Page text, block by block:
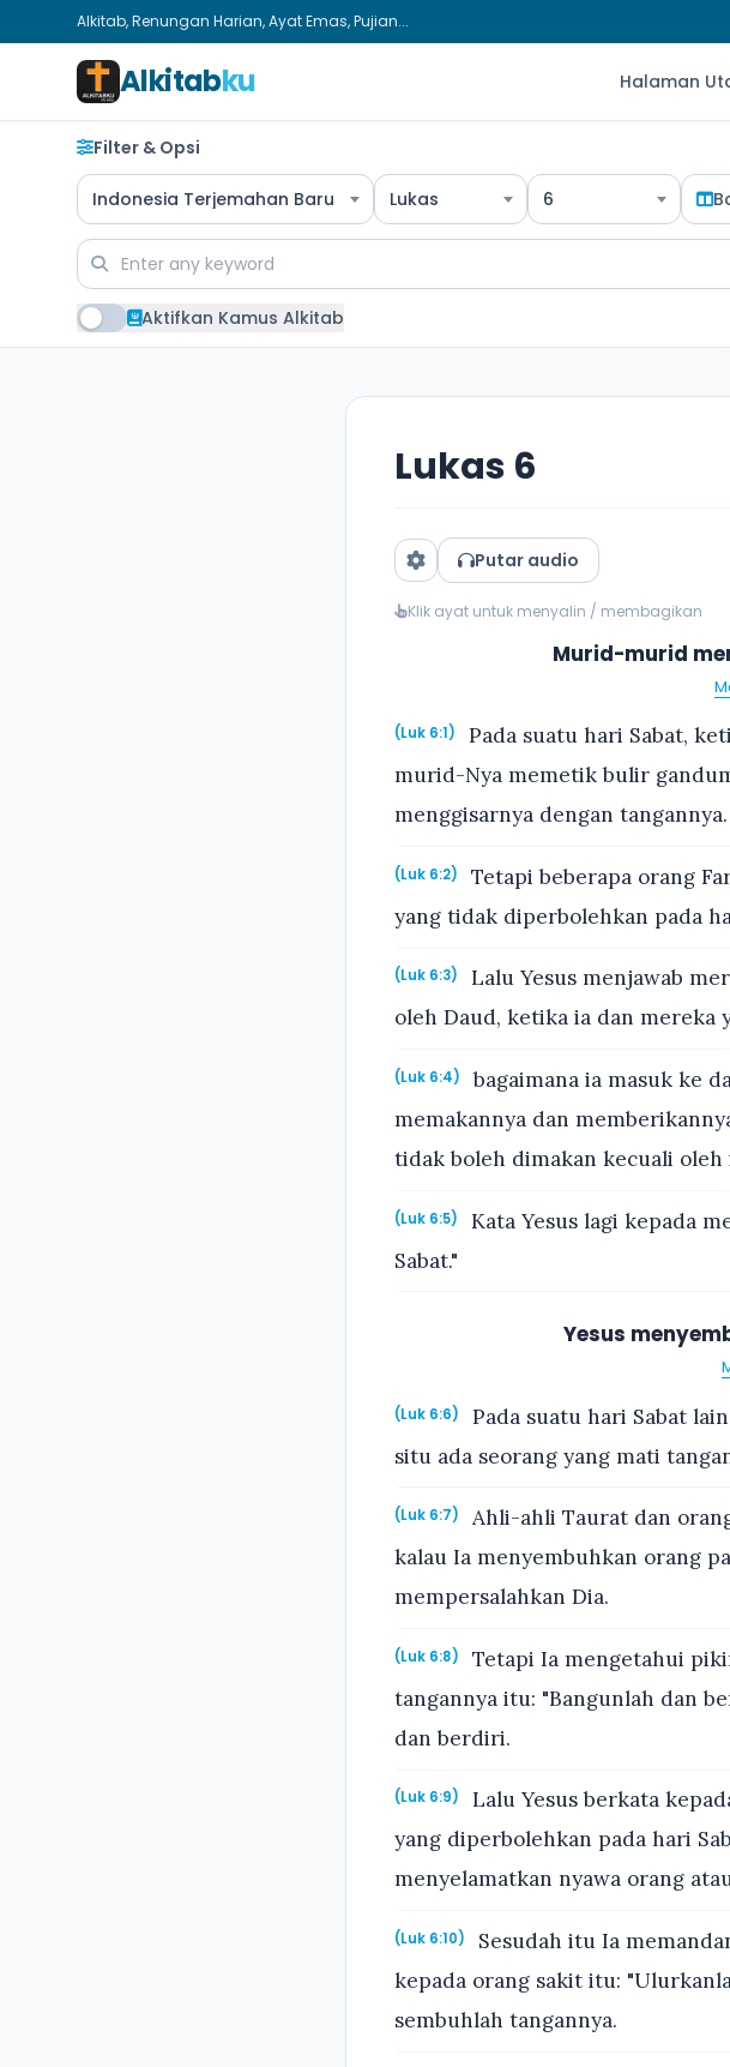
Alkitab, Renungan Harian, Ayat Emas, Pujian...
Alkitabku Halaman
Filter & Opsi
Indonesia Terjemahan Baru Lukas 6
Aktifkan Kamus Alkitab
Lukas 6
Putar audio
Klik ayat untuk menyalin / membagikan
Murid-murid
(Luk 6:1)
Pada suatu hari Sabat,
murid-Nya memetik bulir
menggisarnya dengan tangannya.
(Luk 6:2)
Tetapi beberapa orang
yang tidak diperbolehkan pada
(Luk 6:3)
Lalu Yesus menjawab
oleh Daud, ketika ia dan mereka
(Luk 6:4)
bagaimana ia masuk ke
memakannya dan
tidak boleh dimakan kecuali oleh
(Luk 6:5)
Kata Yesus lagi kepada
Sabat."
Yesus
(Luk 6:6)
Pada suatu hari Sabat
situ ada seorang yang mati
(Luk 6:7)
Ahli-ahli Taurat dan
kalau Ia menyembuhkan orang
mempersalahkan Dia.
(Luk 6:8)
Tetapi Ia mengetahui
tangannya itu: "Bangunlah dan
dan berdiri.
(Luk 6:9)
Lalu Yesus berkata
yang diperbolehkan pada hari
menyelamatkan nyawa orang
(Luk 6:10)
Sesudah itu Ia
kepada orang sakit itu:
sembuhlah tangannya.